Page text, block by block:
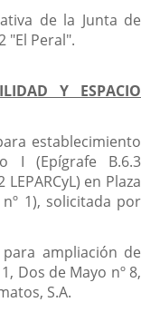
de la Junta de
"El Peral".
Y ESPACIO
establecimiento
I (Epígrafe B.6.3
en Plaza
1), solicitada por
ampliación de
Dos de Mayo nº 8,
S.A.